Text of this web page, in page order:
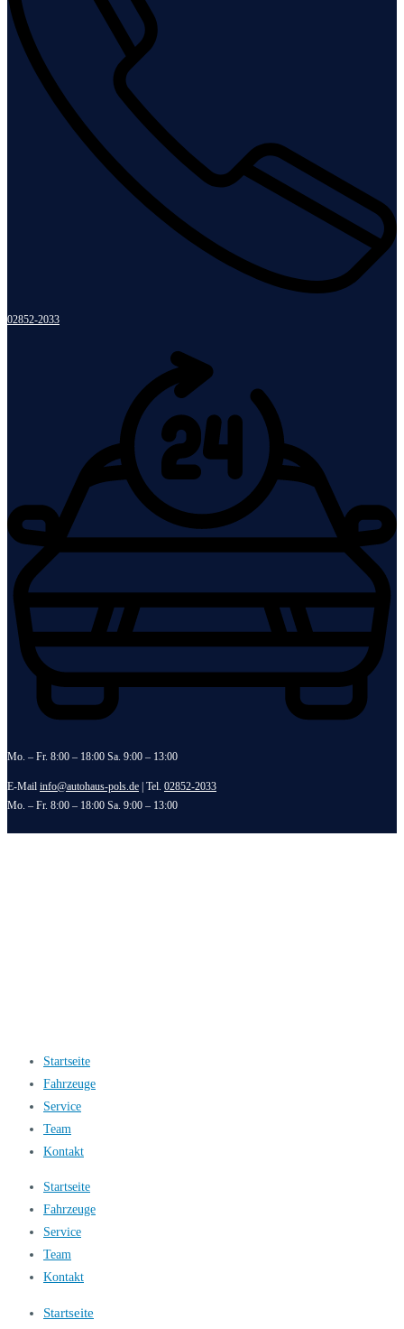
02852-2033
Mo. – Fr. 8:00 – 18:00 Sa. 9:00 – 13:00
E-Mail info@autohaus-pols.de | Tel. 02852-2033
Mo. – Fr. 8:00 – 18:00 Sa. 9:00 – 13:00
Startseite
Fahrzeuge
Service
Team
Kontakt
Startseite
Fahrzeuge
Service
Team
Kontakt
Startseite